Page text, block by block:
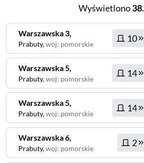
Wyświetlono38.
Warszawska3,
Prabuty,woj: pomorskie
10
Warszawska5,
Prabuty,woj: pomorskie
14
Warszawska5,
Prabuty,woj: pomorskie
14
Warszawska6,
Prabuty,woj: pomorskie
2